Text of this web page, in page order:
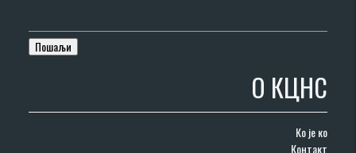
О КЦНС
Ко је ко
Контакт